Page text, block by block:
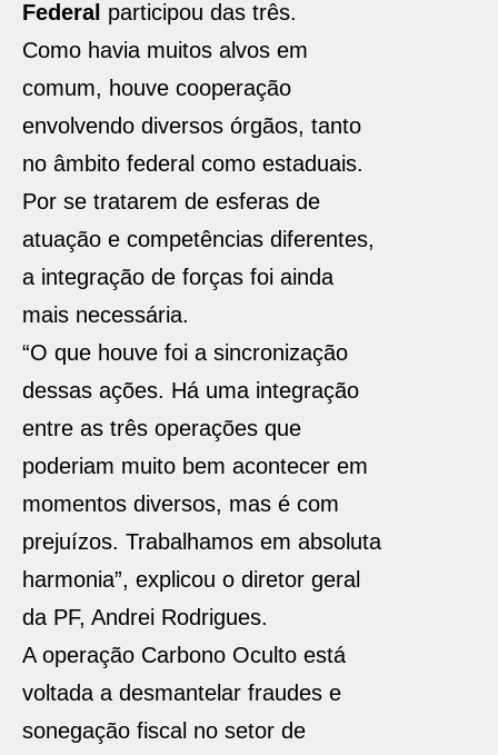
Federal participou das três.
Como havia muitos alvos em
comum, houve cooperação
envolvendo diversos órgãos, tanto
no âmbito federal como estaduais.
Por se tratarem de esferas de
atuação e competências diferentes,
a integração de forças foi ainda
mais necessária.
“O que houve foi a sincronização
dessas ações. Há uma integração
entre as três operações que
poderiam muito bem acontecer em
momentos diversos, mas é com
prejuízos. Trabalhamos em absoluta
harmonia”, explicou o diretor geral
da PF, Andrei Rodrigues.
A operação Carbono Oculto está
voltada a desmantelar fraudes e
sonegação fiscal no setor de